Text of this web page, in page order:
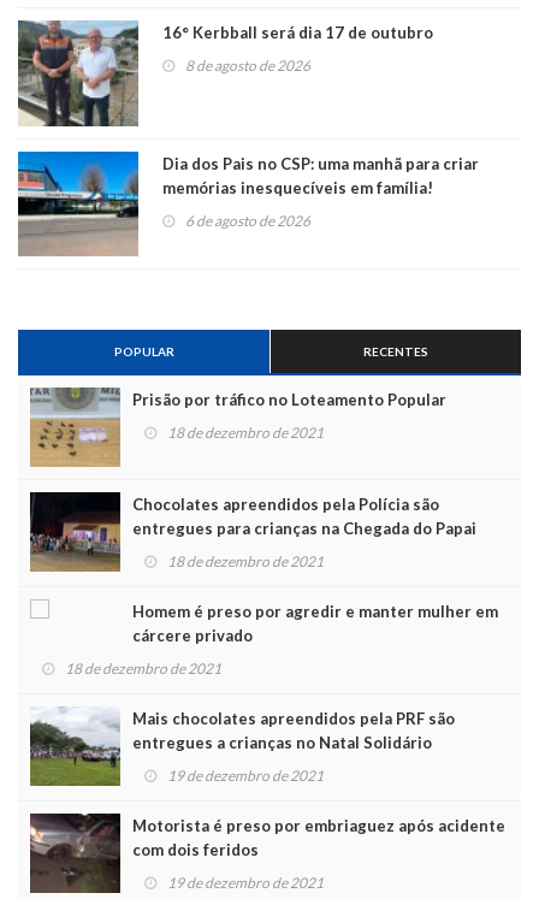
16° Kerbball será dia 17 de outubro
8 de agosto de 2026
Dia dos Pais no CSP: uma manhã para criar
memórias inesquecíveis em família!
6 de agosto de 2026
POPULAR RECENTES
Prisão por tráfico no Loteamento Popular
18 de dezembro de 2021
Chocolates apreendidos pela Polícia são
entregues para crianças na Chegada do Papai
Noel 18 de dezembro de 2021
Homem é preso por agredir e manter mulher em
cárcere privado
18 de dezembro de 2021
Mais chocolates apreendidos pela PRF são
entregues a crianças no Natal Solidário
19 de dezembro de 2021
Motorista é preso por embriaguez após acidente
com dois feridos
19 de dezembro de 2021